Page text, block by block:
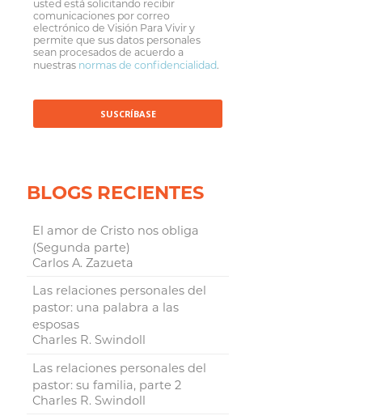
usted está solicitando recibir
comunicaciones por correo
electrónico de Visión Para Vivir y
permite que sus datos personales
sean procesados de acuerdo a
nuestras normas de confidencialidad.
BLOGS RECIENTES
El amor de Cristo nos obliga
(Segunda parte)
Carlos A. Zazueta
Las relaciones personales del
pastor: una palabra a las
esposas
Charles R. Swindoll
Las relaciones personales del
pastor: su familia, parte 2
Charles R. Swindoll